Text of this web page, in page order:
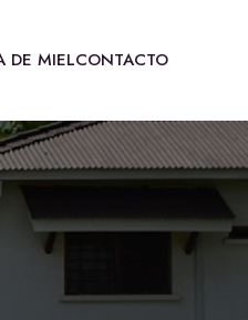
DE MIELCONTACTO